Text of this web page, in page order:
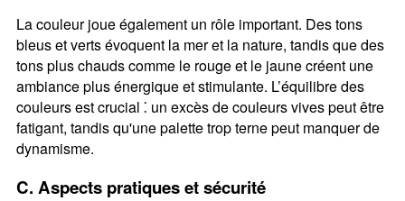
La couleur joue également un rôle important. Des tons
bleus et verts évoquent la mer et la nature, tandis que des
tons plus chauds comme le rouge et le jaune créent une
ambiance plus énergique et stimulante. L’équilibre des
couleurs est crucial ⁚ un excès de couleurs vives peut être
fatigant, tandis qu'une palette trop terne peut manquer de
dynamisme.
C. Aspects pratiques et sécurité